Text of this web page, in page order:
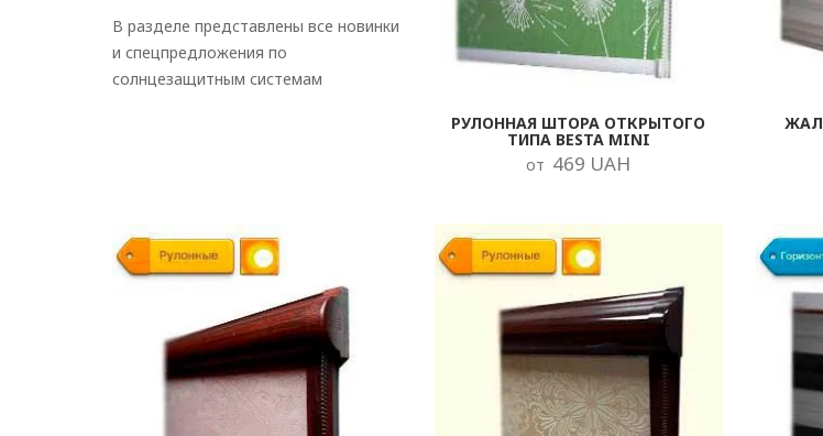
В разделе представлены все новинки
и спецпредложения по
солнцезащитным системам
РУЛОННАЯ ШТОРА ОТКРЫТОГО
ТИПА BESTA MINI
от 469 UAH